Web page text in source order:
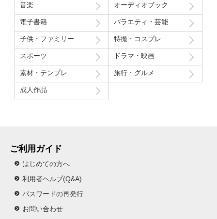
音楽 オーディオブック
電子書籍 バラエティ・芸能
子供・ファミリー 特撮・コスプレ
スポーツ ドラマ・映画
素材・テンプレ 旅行・グルメ
成人作品
ご利用ガイド
はじめての方へ
利用者ヘルプ(Q&A)
パスワードの再発行
お問い合わせ